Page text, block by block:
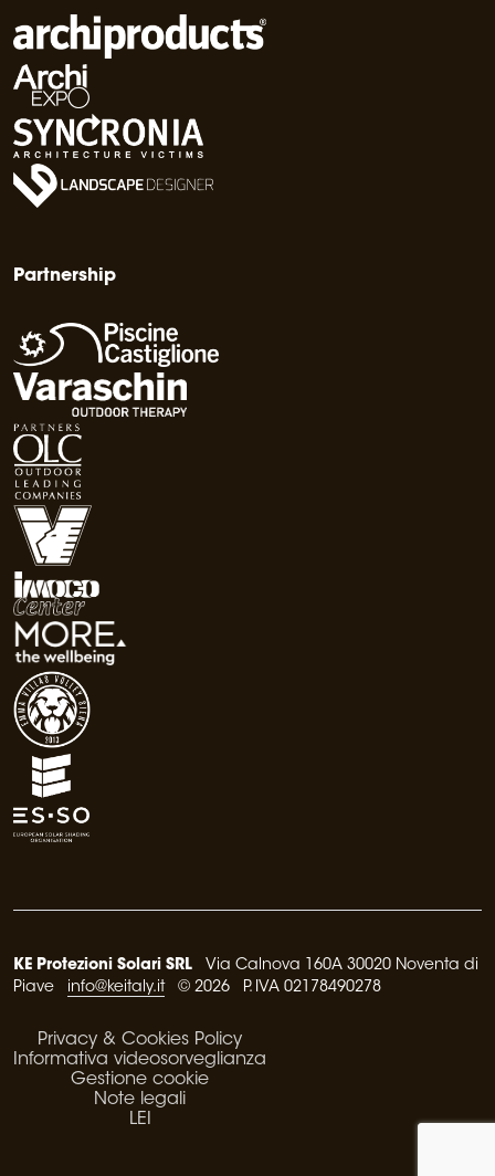
Partnership
KE Protezioni Solari SRL Via Calnova 160A 30020 Noventa di
Piave info@keitaly.it© 2026 P. IVA 02178490278
Privacy & Cookies Policy
Informativa videosorveglianza
Gestione cookie
Note legali
LEI